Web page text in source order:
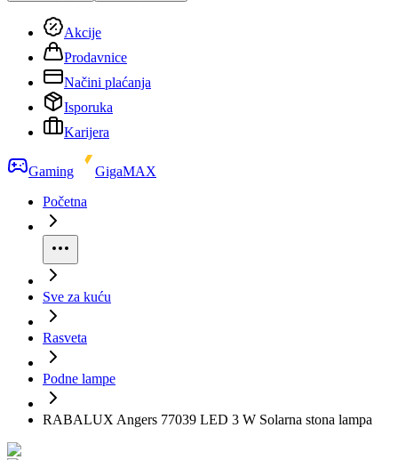
Akcije
Prodavnice
Načini plaćanja
Isporuka
Karijera
Gaming
GigaMAX
Početna
Sve za kuću
Rasveta
Podne lampe
RABALUX Angers 77039 LED 3 W Solarna stona lampa